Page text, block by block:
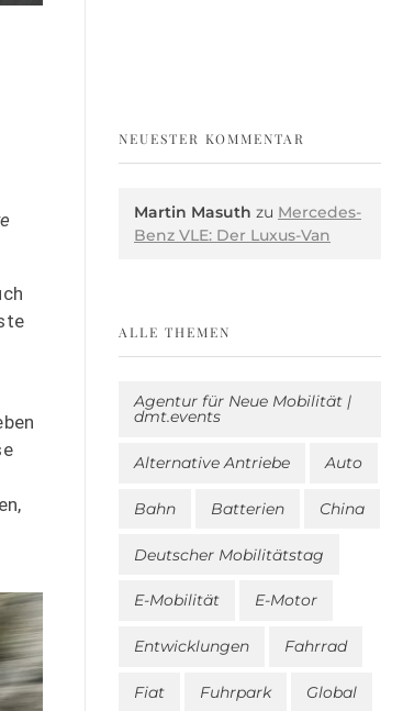
NEUESTER KOMMENTAR
Martin Masuth zu Mercedes-
Benz VLE: Der Luxus-Van
ALLE THEMEN
Agentur für Neue Mobilität |
dmt.events
Alternative Antriebe Auto
Bahn Batterien China
Deutscher Mobilitätstag
E-Mobilität E-Motor
Entwicklungen Fahrrad
Fiat Fuhrpark Global